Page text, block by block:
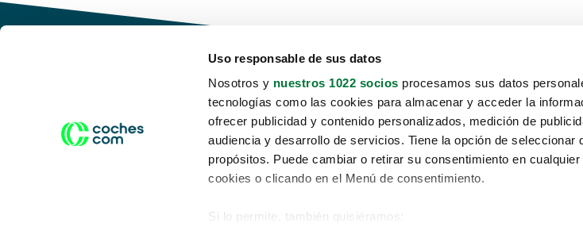
Uso responsable de sus datos
Nosotros y nuestros 1022 socios procesamos sus datos
tecnologías como las cookies para almacenar y acceder la
ofrecer publicidad y contenido personalizados, medición de
audiencia y desarrollo de servicios. Tiene la opción de seleccionar
propósitos. Puede cambiar o retirar su consentimiento en
cookies o clicando en el Menú de consentimiento.
Si lo permite, también quisiéramos:
Conduce tu futuro,
desata tu movilidad